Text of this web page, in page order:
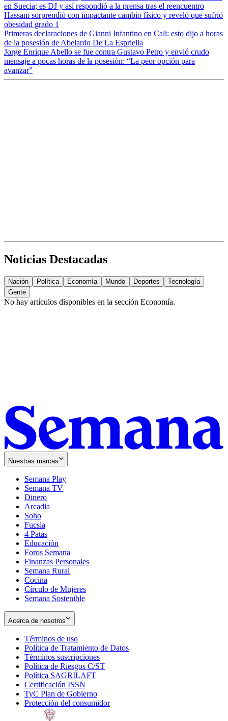
en Suecia; es DJ y así respondió a la prensa tras el reencuentro
Hassam sorprendió con impactante cambio físico y reveló que sufrió
obesidad grado 1
Primeras declaraciones de Gianni Infantino en Cali: esto dijo a horas
de la posesión de Abelardo De La Espriella
Jorge Enrique Abello se fue contra Gustavo Petro y envió crudo
mensaje a pocas horas de la posesión: “La peor opción para
avanzar”
Noticias Destacadas
Nación Política Economía Mundo Deportes
Tecnología
Gente
No hay artículos disponibles en la sección Economía.
Nuestras marcas
Semana Play
Semana TV
Dinero
Arcadia
Soho
in
new
window
Fucsia
in
new
window
4 Patas
Educación
Foros Semana
Finanzas Personales
Semana Rural
Cocina
Círculo de Mujeres
Semana Sostenible
Acerca de nosotros
Términos de uso
in
new
window
Política de Tratamiento de Datos
Términos suscripciones
in
Política de Riesgos C/ST
Política SAGRILAFT
new
window
Certificación ISSN
in
new
TyC Plan de Gobierno
in
Protección del consumidorOpens